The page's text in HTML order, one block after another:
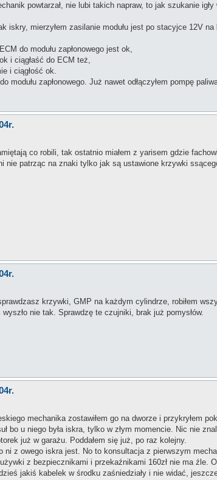
powtarzał, nie lubi takich napraw, to jak szukanie
iskry, mierzyłem zasilanie modułu jest po stacyjce 12V
do modułu zapłonowego jest ok,
i ciągłaść do ECM też,
i ciągłość ok.
modułu zapłonowego. Już nawet odłączyłem pompę
co robili, tak ostatnio miałem z yarisem gdzie
nie patrząc na znaki tylko jak są ustawione krzywki
krzywki, GMP na każdym cylindrze, robiłem
nie tak. Sprawdzę te czujniki, brak już pomysłów.
mechanika zostawiłem go na dworze i przykryłem
bo u niego była iskra, tylko w złym momencie. Nic nie
już w garażu. Poddałem się już, po raz kolejny.
z owego iskra jest. No to konsultacja z pierwszym
z bezpiecznikami i przekaźnikami 160zł nie ma źle.
jakiś kabelek w środku zaśniedziały i nie widać,